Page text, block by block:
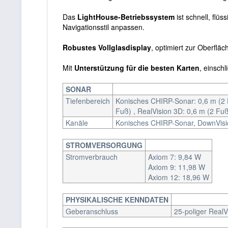
Das LightHouse-Betriebssystem ist schnell,
Navigationsstil anpassen.
Robustes Vollglasdisplay, optimiert zur
Mit Unterstützung für die besten Karten,
SONAR
Tiefenbereich
Konisches CHIRP-Sonar: 0,6 m
Fuß) , RealVision 3D: 0,6 m (2
Kanäle
Konisches CHIRP-Sonar,
STROMVERSORGUNG
Stromverbrauch
Axiom 7: 9,84 W
Axiom 9: 11,98 W
Axiom 12: 18,96 W
PHYSIKALISCHE KENNDATEN
Geberanschluss
25-poliger